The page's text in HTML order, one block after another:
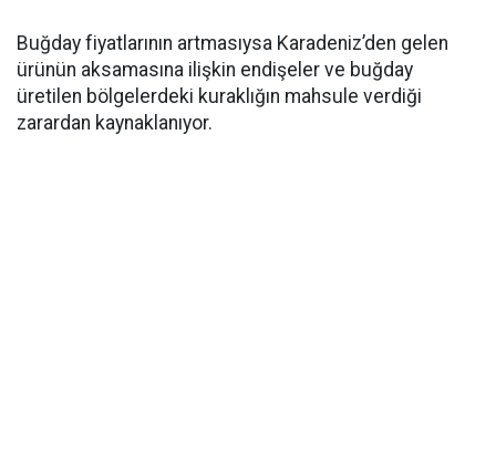
Buğday fiyatlarının artmasıysa Karadeniz’den gelen
ürünün aksamasına ilişkin endişeler ve buğday
üretilen bölgelerdeki kuraklığın mahsule verdiği
zarardan kaynaklanıyor.